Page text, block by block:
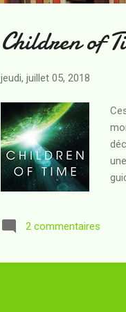
Children of
jeudi, juillet 05, 2018
2 commentaires